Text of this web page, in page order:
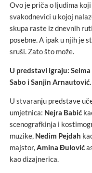
Ovo je priča o ljudima
svakodnevici u kojoj
skupa raste iz dnevnih
posebne. A ipak u njih je
sruši. Zato što može.
U predstavi igraju:
Sabo i Sanjin Arnautović.
U stvaranju predstave
umjetnica: Nejra Babić
scenografkinja i
muzike, Nedim Pejdah
majstor,Amina Đulović
kao dizajnerica.